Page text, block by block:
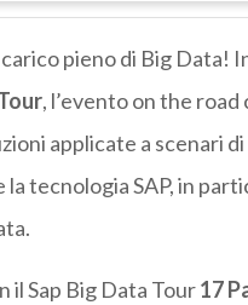
pieno di Big Data!
, l’evento on the
applicate a scenari
la tecnologia SAP, in
il Sap Big Data Tour17